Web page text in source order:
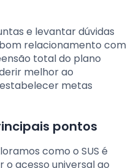
e levantar dúvidas
relacionamento com
total do plano
melhor ao
metas
pontos
como o SUS é
acesso universal ao